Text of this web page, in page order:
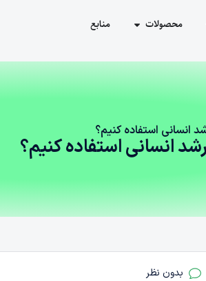
محصولات منابع
انسانی استفاده کنیم؟
انسانی استفاده کنیم؟
بدون نظر